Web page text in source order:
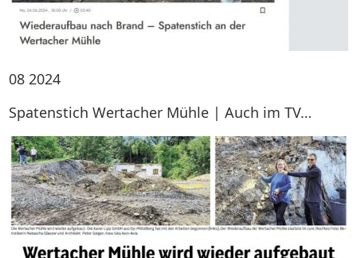
08 2024
Spatenstich Wertacher Mühle | Auch im TV…